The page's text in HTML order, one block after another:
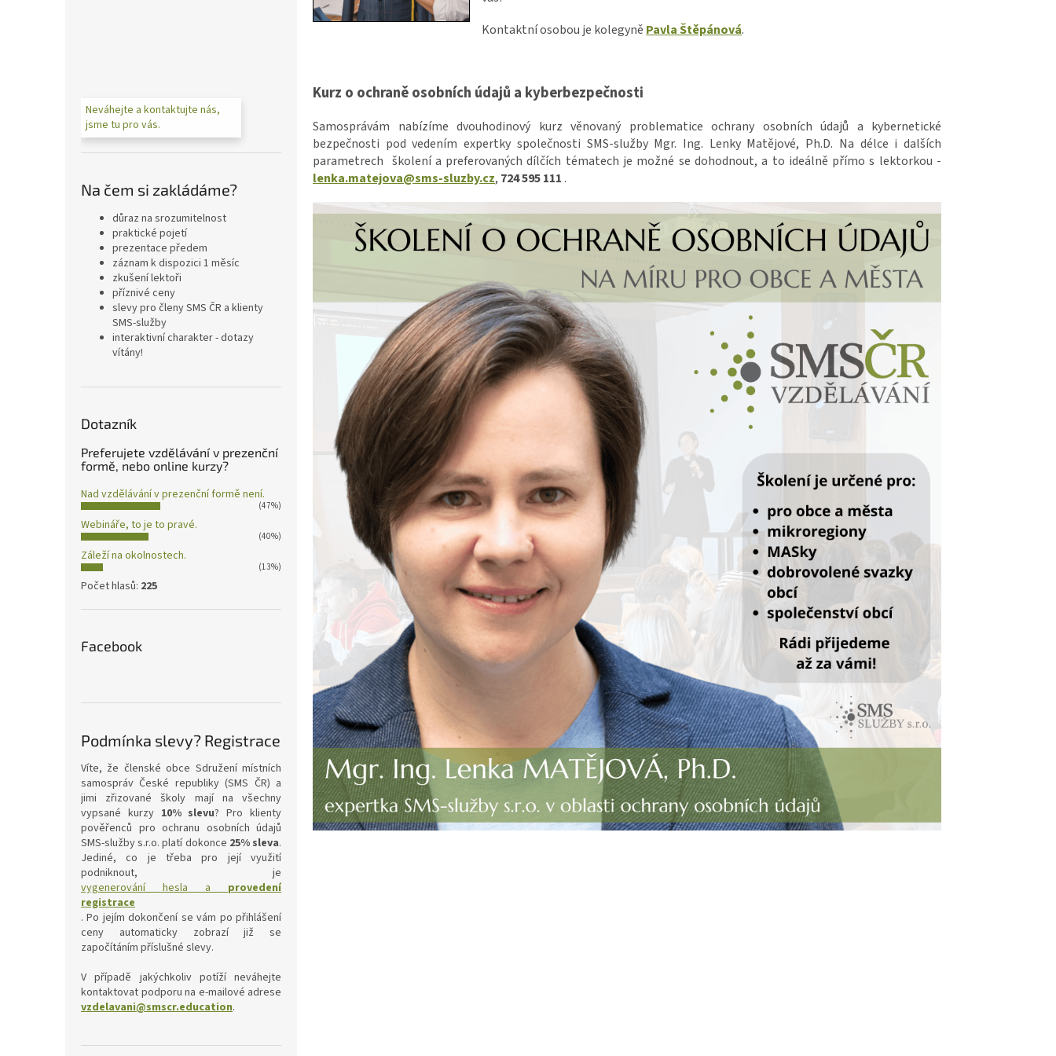
Neváhejte a kontaktujte nás,
jsme tu pro vás.
Na čem si zakládáme?
důraz na srozumitelnost
praktické pojetí
prezentace předem
záznam k dispozici 1 měsíc
zkušení lektoři
příznivé ceny
slevy pro členy SMS ČR a klienty
SMS-služby
interaktivní charakter - dotazy
vítány!
Dotazník
Preferujete vzdělávání v prezenční
formě, nebo online kurzy?
Nad vzdělávání v prezenční formě není.
(47%)
Webináře, to je to pravé.
(40%)
Záleží na okolnostech.
(13%)
Počet hlasů: 225
Facebook
Podmínka slevy? Registrace
Víte, že členské obce Sdružení místních
samospráv České republiky (SMS ČR) a
jimi zřizované školy mají na všechny
vypsané kurzy 10% slevu? Pro klienty
pověřenců pro ochranu osobních údajů
SMS-služby s.r.o. platí dokonce 25% sleva.
Jediné, co je třeba pro její využití
podniknout, je
vygenerování hesla aprovedení
registrace
. Po jejím dokončení se vám po přihlášení
ceny automaticky zobrazí již se
započítáním příslušné slevy.
V případě jakýchkoliv potíží neváhejte
kontaktovat podporu na e-mailové adrese
vzdelavani@smscr.education.
Kontaktní osobou je kolegyně Pavla Štěpánová.
Kurz o ochraně osobních údajů a kyberbezpečnosti
Samosprávám nabízíme dvouhodinový kurz věnovaný problematice ochrany osobních údajů a kybernetické
bezpečnosti pod vedením expertky společnosti SMS-služby Mgr. Ing. Lenky Matějové, Ph.D. Na délce i dalších
parametrech školení a preferovaných dílčích tématech je možné se dohodnout, a to ideálně přímo s lektorkou -
lenka.matejova@sms-sluzby.cz, 724 595 111 .